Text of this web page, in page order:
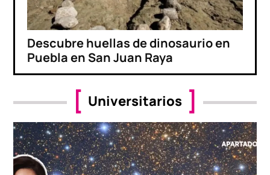
Descubre huellas de dinosaurio en
Puebla en San Juan Raya
Universitarios